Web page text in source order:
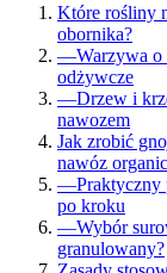
Które rośliny
obornika?
—Warzywa o
odżywcze
—Drzew i
nawozem
Jak zrobić
nawóz
—Praktyczny
po kroku
—Wybór
granulowany?